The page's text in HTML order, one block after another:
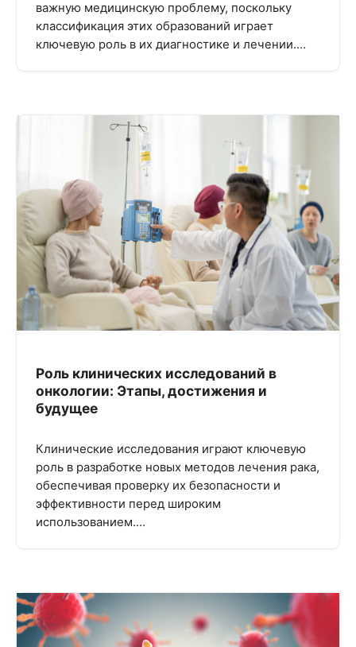
важную медицинскую проблему, поскольку
классификация этих образований играет
ключевую роль в их диагностике и лечении.…
Роль клинических исследований в
онкологии: Этапы, достижения и
будущее
Клинические исследования играют ключевую
роль в разработке новых методов лечения рака,
обеспечивая проверку их безопасности и
эффективности перед широким
использованием.…